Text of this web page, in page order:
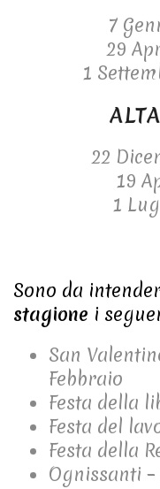
7
29
1
22
19
1
Sono da
stagione i
San
Febbraio
Festa della
Festa del
Festa della
Ognissanti